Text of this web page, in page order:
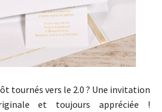
tournés vers le 2.0 ? Une invitation
et toujours appréciée !